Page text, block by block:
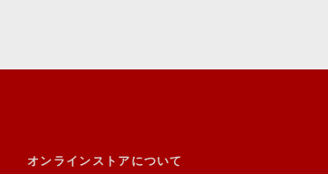
オンラインストアについて